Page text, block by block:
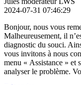
2024-07-31 07:46:29
Bonjour, nous vous
Malheureusement, il
diagnostic du souci.
vous invitons à nous
menu « Assistance » et
analyser le problème.